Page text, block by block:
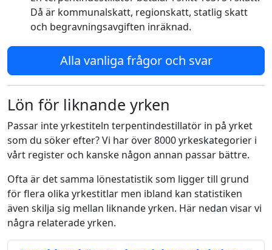
Då är kommunalskatt, regionskatt, statlig skatt
och begravningsavgiften inräknad.
Alla vanliga frågor och svar
Lön för liknande yrken
Passar inte yrkestiteln terpentindestillatör in på yrket
som du söker efter? Vi har över 8000 yrkeskategorier i
vårt register och kanske någon annan passar bättre.
Ofta är det samma lönestatistik som ligger till grund
för flera olika yrkestitlar men ibland kan statistiken
även skilja sig mellan liknande yrken. Här nedan visar vi
några relaterade yrken.